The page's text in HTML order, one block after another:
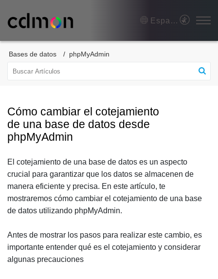
Español (España)
Bases de datos phpMyAdmin
Cómo cambiar el cotejamiento
de una base de datos desde
phpMyAdmin
El cotejamiento de una base de datos es un aspecto
crucial para garantizar que los datos se almacenen de
manera eficiente y precisa. En este artículo, te
mostraremos cómo cambiar el cotejamiento de una base
de datos utilizando phpMyAdmin.
Antes de mostrar los pasos para realizar este cambio, es
importante entender qué es el cotejamiento y considerar
algunas precauciones